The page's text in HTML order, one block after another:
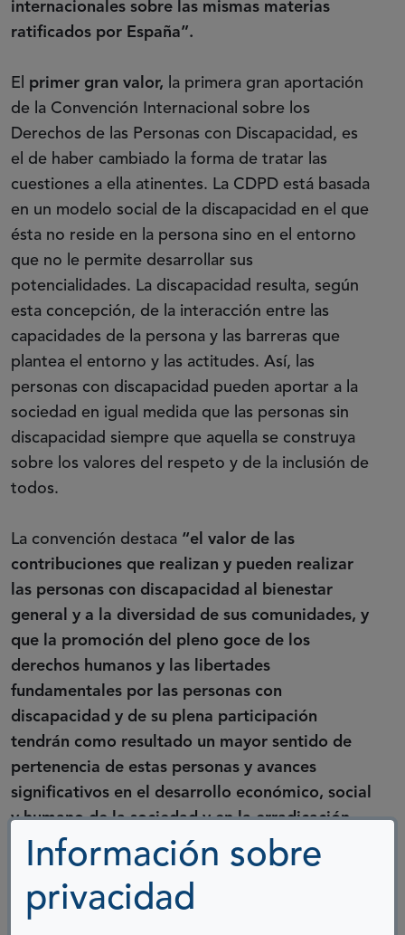
Información sobre
privacidad
internacionales sobre las mismas materias
ratificados por España”.
El primer gran valor,
la primera gran aportación
de la Convención Internacional sobre los
Derechos de las Personas con Discapacidad, es
el de haber cambiado la forma de tratar las
cuestiones a ella atinentes. La CDPD está basada
en un modelo social de la discapacidad en el que
ésta no reside en la persona sino en el entorno
que no le permite desarrollar sus
potencialidades. La discapacidad resulta, según
esta concepción, de la interacción entre las
capacidades de la persona y las barreras que
plantea el entorno y las actitudes. Así, las
personas con discapacidad pueden aportar a la
sociedad en igual medida que las personas sin
discapacidad siempre que aquella se construya
sobre los valores del respeto y de la inclusión de
todos.
La convención destaca “el valor de las
contribuciones que realizan y pueden realizar
las personas con discapacidad al bienestar
general y a la diversidad de sus comunidades, y
que la promoción del pleno goce de los
derechos humanos y las libertades
fundamentales por las personas con
discapacidad y de su plena participación
tendrán como resultado un mayor sentido de
pertenencia de estas personas y avances
significativos en el desarrollo económico, social
y humano de la sociedad y en la erradicación
de la pobreza”.
La convención es sin duda el gran texto
concerniente a los derechos humanos del siglo